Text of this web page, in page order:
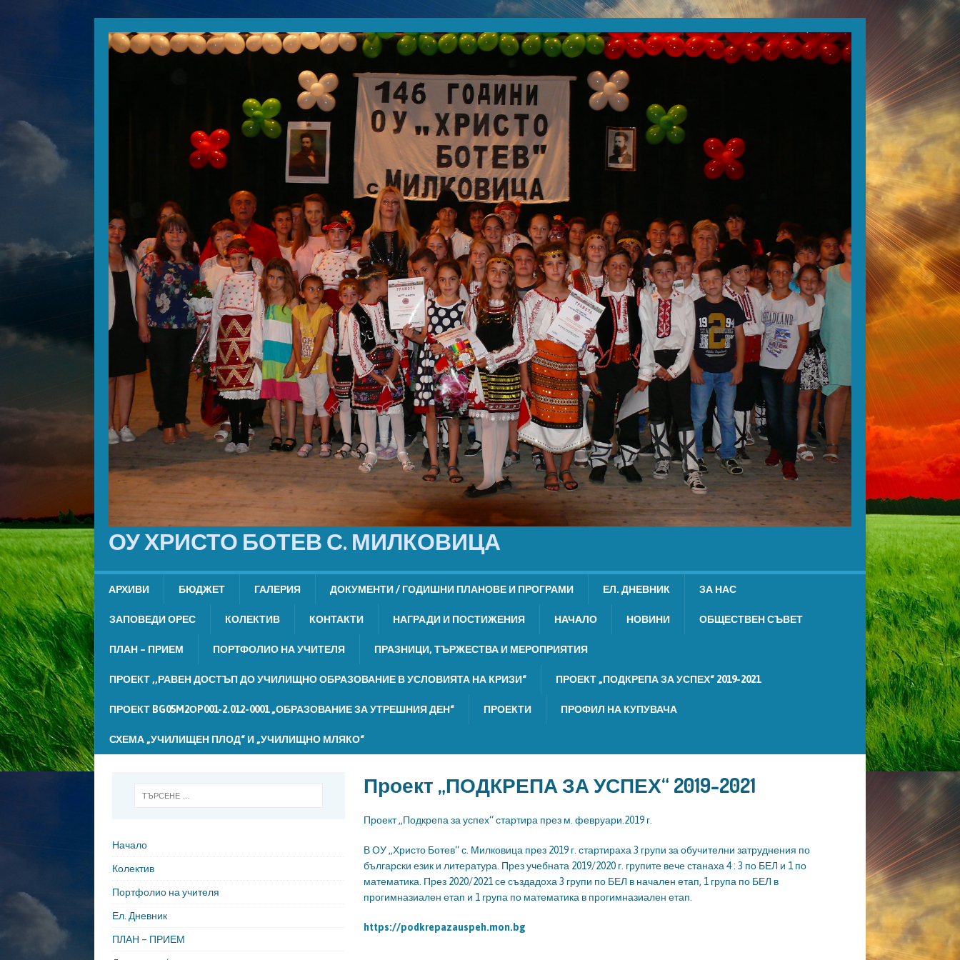
ОУ ХРИСТО БОТЕВ С. МИЛКОВИЦА
АРХИВИ БЮДЖЕТ ГАЛЕРИЯ ДОКУМЕНТИ / ГОДИШНИ ПЛАНОВЕ И ПРОГРАМИ ЕЛ. ДНЕВНИК ЗА НАС
ЗАПОВЕДИ ОРЕС КОЛЕКТИВ КОНТАКТИ НАГРАДИ И ПОСТИЖЕНИЯ НАЧАЛО НОВИНИ ОБЩЕСТВЕН СЪВЕТ
ПЛАН – ПРИЕМ ПОРТФОЛИО НА УЧИТЕЛЯ ПРАЗНИЦИ, ТЪРЖЕСТВА И МЕРОПРИЯТИЯ
ПРОЕКТ ,,РАВЕН ДОСТЪП ДО УЧИЛИЩНО ОБРАЗОВАНИЕ В УСЛОВИЯТА НА КРИЗИ“ ПРОЕКТ „ПОДКРЕПА ЗА УСПЕХ“ 2019-2021
ПРОЕКТ BG05M2ОP001-2.012-0001 „ОБРАЗОВАНИЕ ЗА УТРЕШНИЯ ДЕН“ ПРОЕКТИ ПРОФИЛ НА КУПУВАЧА
СХЕМА „УЧИЛИЩЕН ПЛОД“ И „УЧИЛИЩНО МЛЯКО“
Проект „ПОДКРЕПА ЗА УСПЕХ“ 2019-2021
Проект „Подкрепа за успех“ стартира през м. февруари.2019 г.
В ОУ „Христо Ботев“ с. Милковица през 2019 г. стартираха 3 групи за обучителни затруднения по
български език и литература. През учебната 2019/2020 г. групите вече станаха 4 : 3 по БЕЛ и 1 по
математика. През 2020/2021 се създадоха 3 групи по БЕЛ в начален етап, 1 група по БЕЛ в
прогимназиален етап и 1 група по математика в прогимназиален етап.
https://podkrepazauspeh.mon.bg
Начало
Колектив
Портфолио на учителя
Ел. Дневник
ПЛАН – ПРИЕМ